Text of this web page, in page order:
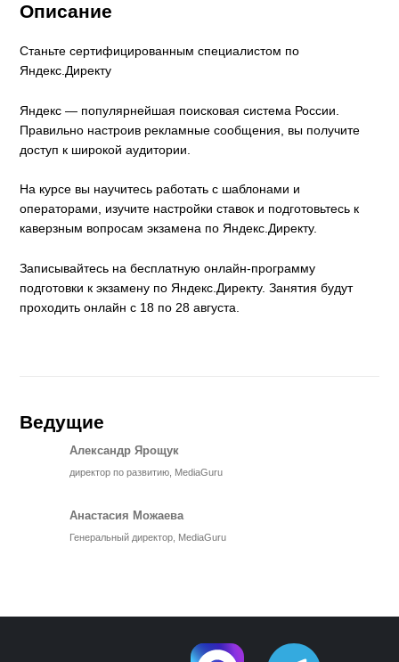
Описание
Станьте сертифицированным специалистом по
Яндекс.Директу
Яндекс — популярнейшая поисковая система России.
Правильно настроив рекламные сообщения, вы получите
доступ к широкой аудитории.
На курсе вы научитесь работать с шаблонами и
операторами, изучите настройки ставок и подготовьтесь к
каверзным вопросам экзамена по Яндекс.Директу.
Записывайтесь на бесплатную онлайн-программу
подготовки к экзамену по Яндекс.Директу. Занятия будут
проходить онлайн с 18 по 28 августа.
Ведущие
Александр Ярощук
директор по развитию, MediaGuru
Анастасия Можаева
Генеральный директор, MediaGuru